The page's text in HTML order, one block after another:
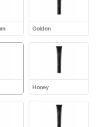
Golden
Honey